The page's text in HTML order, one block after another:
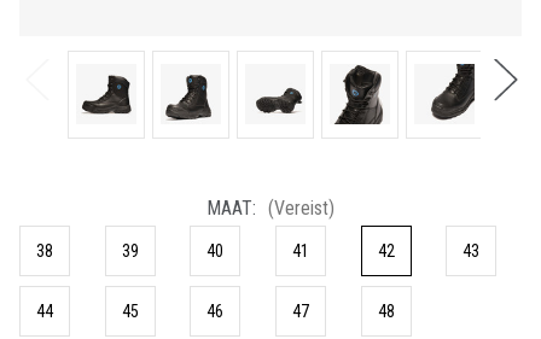
MAAT: (Vereist)
38 39 40 41 42 43
44 45 46 47 48